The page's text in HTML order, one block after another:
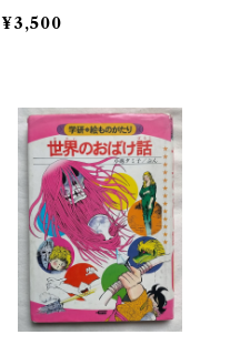
田ヒロシなど豪華絵本作家
¥3,500